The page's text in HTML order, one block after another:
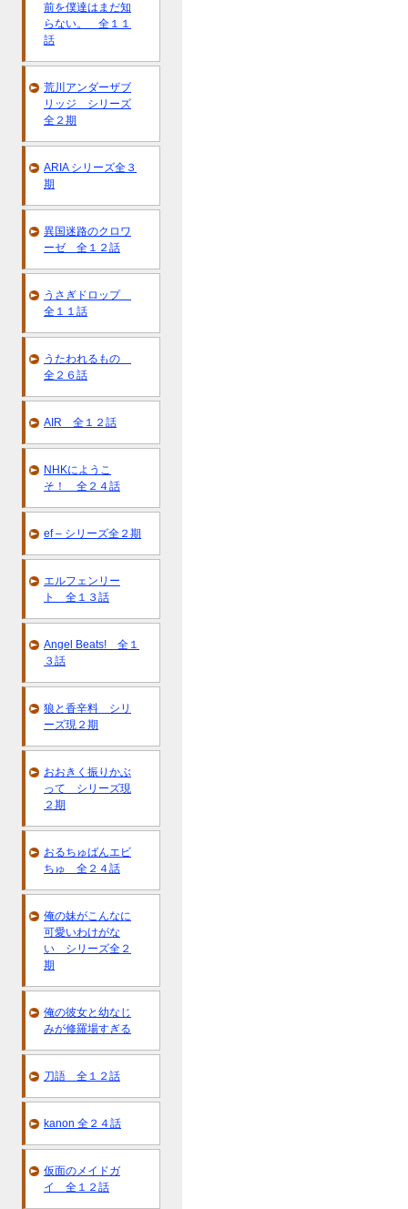
前を僕達はまだ知
らない。 全１１
話
荒川アンダーザブ
リッジ シリーズ
全２期
ARIA シリーズ全３
期
異国迷路のクロワ
ーゼ 全１２話
うさぎドロップ
全１１話
うたわれるもの
全２６話
AIR 全１２話
NHKにようこ
そ！ 全２４話
ef – シリーズ全２期
エルフェンリー
ト 全１３話
Angel Beats! 全１
３話
狼と香辛料 シリ
ーズ現２期
おおきく振りかぶ
って シリーズ現
２期
おるちゅばんエビ
ちゅ 全２４話
俺の妹がこんなに
可愛いわけがな
い シリーズ全２
期
俺の彼女と幼なじ
みが修羅場すぎる
刀語 全１２話
kanon 全２４話
仮面のメイドガ
イ 全１２話